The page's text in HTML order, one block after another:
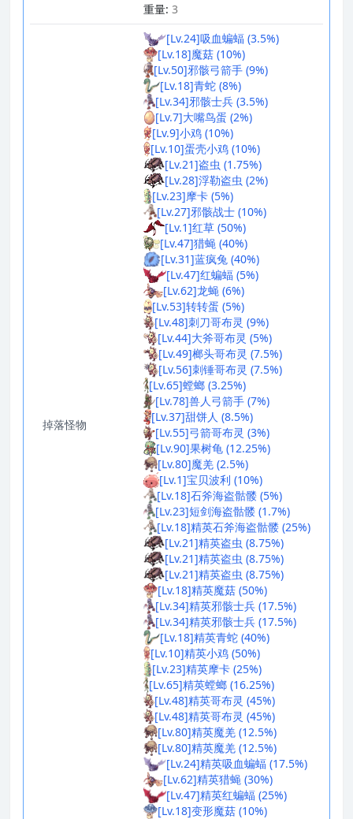
重量: 3
掉落怪物
[Lv.24]吸血蝙蝠 (3.5%)
[Lv.18]魔菇 (10%)
[Lv.50]邪骸弓箭手 (9%)
[Lv.18]青蛇 (8%)
[Lv.34]邪骸士兵 (3.5%)
[Lv.7]大嘴鸟蛋 (2%)
[Lv.9]小鸡 (10%)
[Lv.10]蛋壳小鸡 (10%)
[Lv.21]盗虫 (1.75%)
[Lv.28]浮勒盗虫 (2%)
[Lv.23]摩卡 (5%)
[Lv.27]邪骸战士 (10%)
[Lv.1]红草 (50%)
[Lv.47]猎蝇 (40%)
[Lv.31]蓝疯兔 (40%)
[Lv.47]红蝙蝠 (5%)
[Lv.62]龙蝇 (6%)
[Lv.53]转转蛋 (5%)
[Lv.48]刺刀哥布灵 (9%)
[Lv.44]大斧哥布灵 (5%)
[Lv.49]榔头哥布灵 (7.5%)
[Lv.56]刺锤哥布灵 (7.5%)
[Lv.65]螳螂 (3.25%)
[Lv.78]兽人弓箭手 (7%)
[Lv.37]甜饼人 (8.5%)
[Lv.55]弓箭哥布灵 (3%)
[Lv.90]果树龟 (12.25%)
[Lv.80]魔羌 (2.5%)
[Lv.1]宝贝波利 (10%)
[Lv.18]石斧海盗骷髅 (5%)
[Lv.23]短剑海盗骷髅 (1.7%)
[Lv.18]精英石斧海盗骷髅 (25%)
[Lv.21]精英盗虫 (8.75%)
[Lv.21]精英盗虫 (8.75%)
[Lv.21]精英盗虫 (8.75%)
[Lv.18]精英魔菇 (50%)
[Lv.34]精英邪骸士兵 (17.5%)
[Lv.34]精英邪骸士兵 (17.5%)
[Lv.18]精英青蛇 (40%)
[Lv.10]精英小鸡 (50%)
[Lv.23]精英摩卡 (25%)
[Lv.65]精英螳螂 (16.25%)
[Lv.48]精英哥布灵 (45%)
[Lv.48]精英哥布灵 (45%)
[Lv.80]精英魔羌 (12.5%)
[Lv.80]精英魔羌 (12.5%)
[Lv.24]精英吸血蝙蝠 (17.5%)
[Lv.62]精英猎蝇 (30%)
[Lv.47]精英红蝙蝠 (25%)
[Lv.18]变形魔菇 (10%)